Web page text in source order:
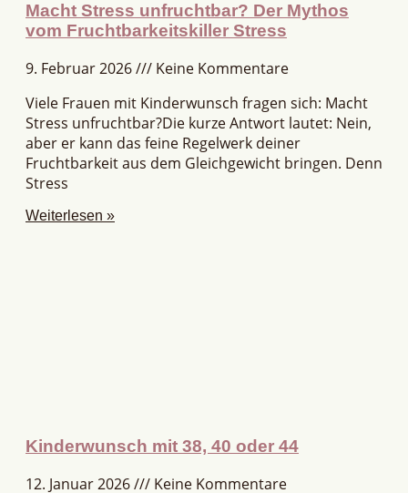
Macht Stress unfruchtbar? Der Mythos
vom Fruchtbarkeitskiller Stress
9. Februar 2026
Keine Kommentare
Viele Frauen mit Kinderwunsch fragen sich: Macht
Stress unfruchtbar?Die kurze Antwort lautet: Nein,
aber er kann das feine Regelwerk deiner
Fruchtbarkeit aus dem Gleichgewicht bringen. Denn
Stress
Weiterlesen »
Kinderwunsch mit 38, 40 oder 44
12. Januar 2026 Keine Kommentare